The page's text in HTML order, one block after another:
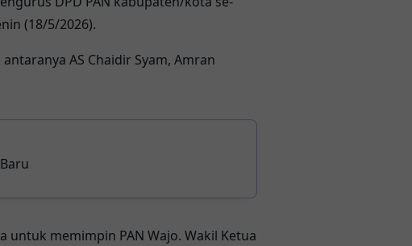
(18/5/2026).
AS Chaidir Syam, Amran
memimpin PAN Wajo. Wakil Ketua